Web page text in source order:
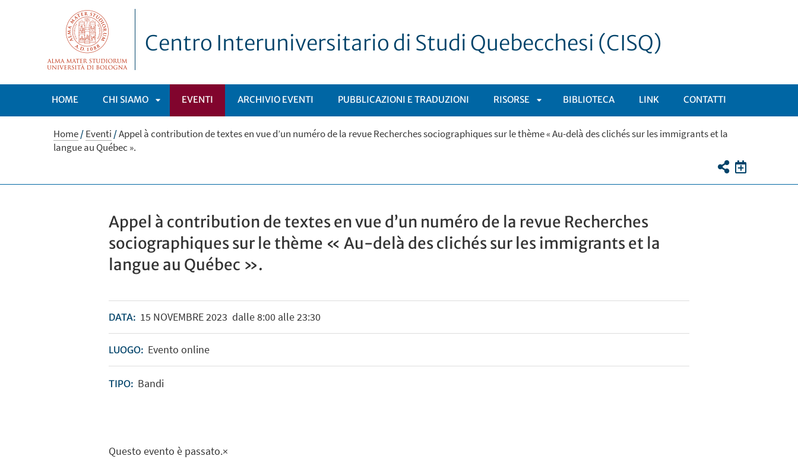
Centro Interuniversitario di Studi Quebecchesi (CISQ)
HOME CHI SIAMO
APRI
EVENTI ARCHIVIO EVENTI PUBBLICAZIONI E TRADUZIONI RISORSE
APRI
BIBLIOTECA LINK CONTATTI
Home/Eventi /Appel à contribution de textes en vue d’un numéro de la revue Recherches sociographiques sur le thème « Au-delà des clichés sur les immigrants et la
langue au Québec ».
Appel à contribution de textes en vue d’un numéro de la revue Recherches
sociographiques sur le thème « Au-delà des clichés sur les immigrants et la
langue au Québec ».
DATA: 15 NOVEMBRE2023 dalle 8:00 alle 23:30
LUOGO: Evento online
TIPO: Bandi
Questo evento è passato.×